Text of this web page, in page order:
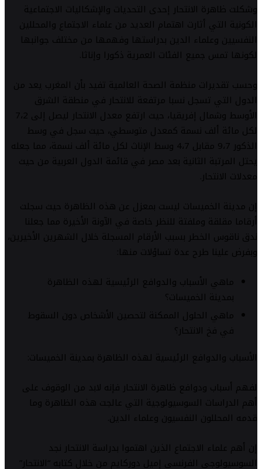
وشكلت ظاهرة الانتحار إحدى التحديات والإشكاليات الاجتماعية
الكونية التي أثارت اهتمام العديد من علماء الاجتماع والمحللين
النفسيين وعلماء الدين بدراستها وفهمها من مختلف جوانبها
لكونها تمس جميع الفئات العمرية ذكورا وإناثا.
وحسب تقديرات منظمة الصحة العالمية تفيد بأن المغرب يعد من
الدول التي تسجل نسبا مرتفعة للانتحار في منطقة الشرق
الأوسط وشمال إفريقيا، حيث ارتفع معدل الانتحار ليصل إلى 7،2
لكل مائة ألف نسمة كمعدل متوسطي، حيث سجل في وسط
الذكور 9،7 مقابل 4،7 وسط الإناث لكل مائة ألف نسمة، مما جعله
يحتل المرتبة الثانية بعد مصر في قائمة الدول العربية من حيث
معدلات الانتحار.
إن مدينة الخميسات ليست بمعزل عن هذه الظاهرة حيث سجلت
أرقاما مقلقة وملفتة للنظر خاصة في الآونة الأخيرة مما جعلنا
ندق ناقوس الخطر بسبب الأرقام المسجلة خلال الشهرين الأخيرين،
وبفرض علينا طرح عدة تساؤلات منها:
ماهي الأسباب والدوافع الرئيسية لهذه الظاهرة
بمدينة الخميسات؟
ماهي الحلول الممكنة لتحصين الأشخاص دون السقوط
في فخ الانتحار؟
الأسباب والدوافع الرئيسية لهذه الظاهرة بمدينة الخميسات:
لفهم أسباب ودوافع ظاهرة الانتحار فإنه لابد من الوقوف على
أهم الدراسات السوسيولوجية التي عالجت هذه الظاهرة وما
قدمه المحللون النفسيون وعلماء الدين.
إن أهم علماء الاجتماع الذين اهتموا بدراسة الانتحار نجد
السوسيولوجي الفرنسي إميل دوركايم من خلال كتابه “الانتحار”